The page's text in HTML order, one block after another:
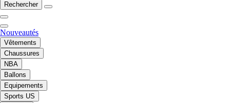
Rechercher
Nouveautés
Vêtements
Chaussures
NBA
Ballons
Equipements
Sports US